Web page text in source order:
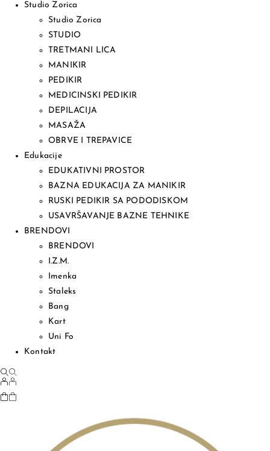
Studio Zorica
Studio Zorica
STUDIO
TRETMANI LICA
MANIKIR
PEDIKIR
MEDICINSKI PEDIKIR
DEPILACIJA
MASAŽA
OBRVE I TREPAVICE
Edukacije
EDUKATIVNI PROSTOR
BAZNA EDUKACIJA ZA MANIKIR
RUSKI PEDIKIR SA PODODISKOM
USAVRŠAVANJE BAZNE TEHNIKE
BRENDOVI
BRENDOVI
I.Z.M.
Imenka
Staleks
Bang
Kart
Uni Fo
Kontakt